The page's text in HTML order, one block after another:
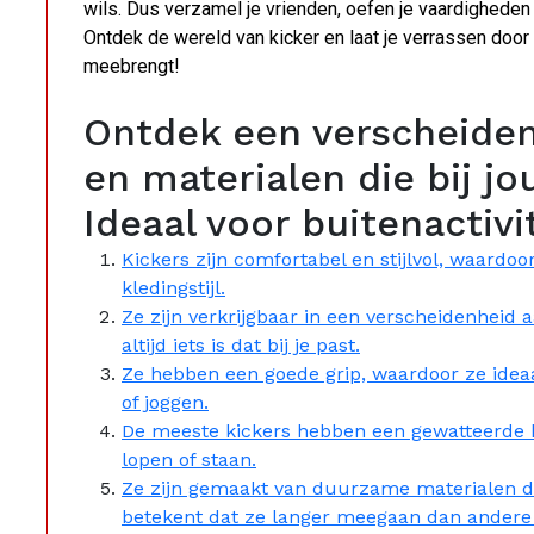
wils. Dus verzamel je vrienden, oefen je
Ontdek de wereld van kicker en laat je verrassen
meebrengt!
Ontdek een
en materialen die bij
Ideaal voor
Kickers zijn comfortabel en stijlvol,
kledingstijl.
Ze zijn verkrijgbaar in een verscheidenheid
altijd iets is dat bij je past.
Ze hebben een goede grip, waardoor ze
of joggen.
De meeste kickers hebben een
lopen of staan.
Ze zijn gemaakt van duurzame materialen
betekent dat ze langer meegaan dan